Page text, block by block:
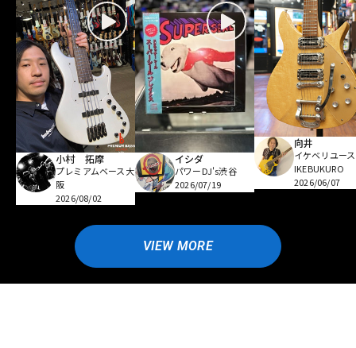
小村 拓摩
プレミアムベース大
阪
2026/08/02
イシダ
パワーDJ's渋谷
2026/07/19
向井
イケベリユース
IKEBUKURO
2026/06/07
VIEW MORE